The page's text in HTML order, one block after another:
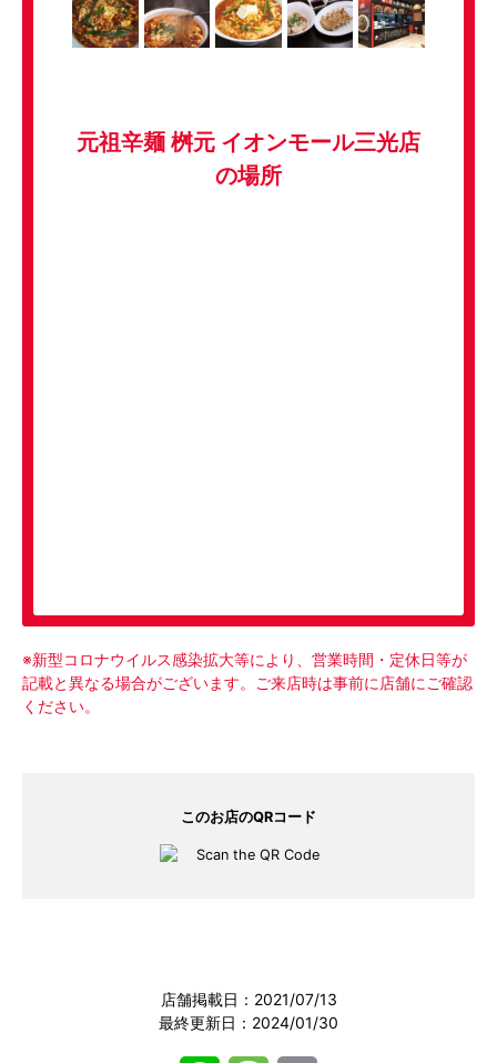
元祖辛麺 桝元 イオンモール三光店
の場所
ピックアップメニュー
※新型コロナウイルス感染拡大等により、営業時間・定休日等が
記載と異なる場合がございます。ご来店時は事前に店舗にご確認
ください。
このお店のQRコード
店舗掲載日：2021/07/13
最終更新日：2024/01/30